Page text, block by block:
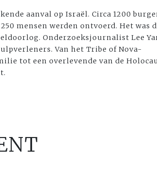
aanval op Israël. Circa 1200
mensen werden ontvoerd. Het was
Onderzoeksjournalist Lee
Van het Tribe of Nova-
tot een overlevende van de